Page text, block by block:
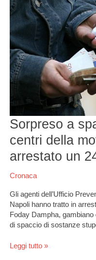
Sorpreso a
centri della
arrestato un
Cronaca
Gli agenti dell’Ufficio
Napoli hanno tratto in
Foday Dampha,
di spaccio di sostanze
in
uno
centri
della
movida
napoletana,
arrestato
Leggi tutto »